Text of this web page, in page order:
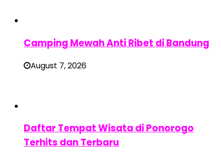
Camping Mewah Anti Ribet di Bandung
August 7, 2026
Daftar Tempat Wisata di Ponorogo
Terhits dan Terbaru